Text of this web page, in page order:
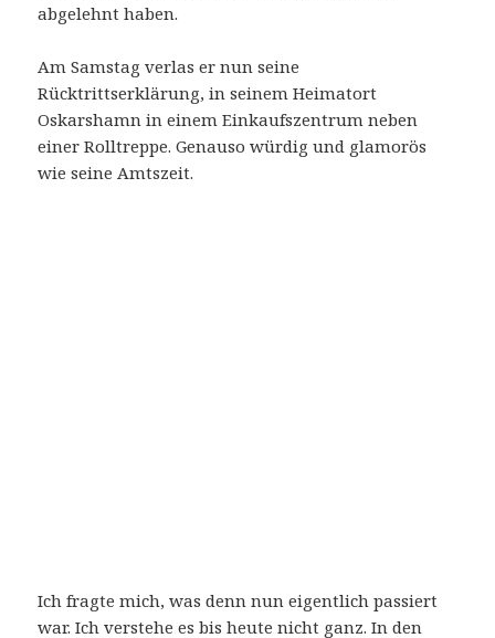
abgelehnt haben.
Am Samstag verlas er nun seine
Rücktrittserklärung, in seinem Heimatort
Oskarshamn in einem Einkaufszentrum neben
einer Rolltreppe. Genauso würdig und glamorös
wie seine Amtszeit.
Ich fragte mich, was denn nun eigentlich passiert
war. Ich verstehe es bis heute nicht ganz. In den